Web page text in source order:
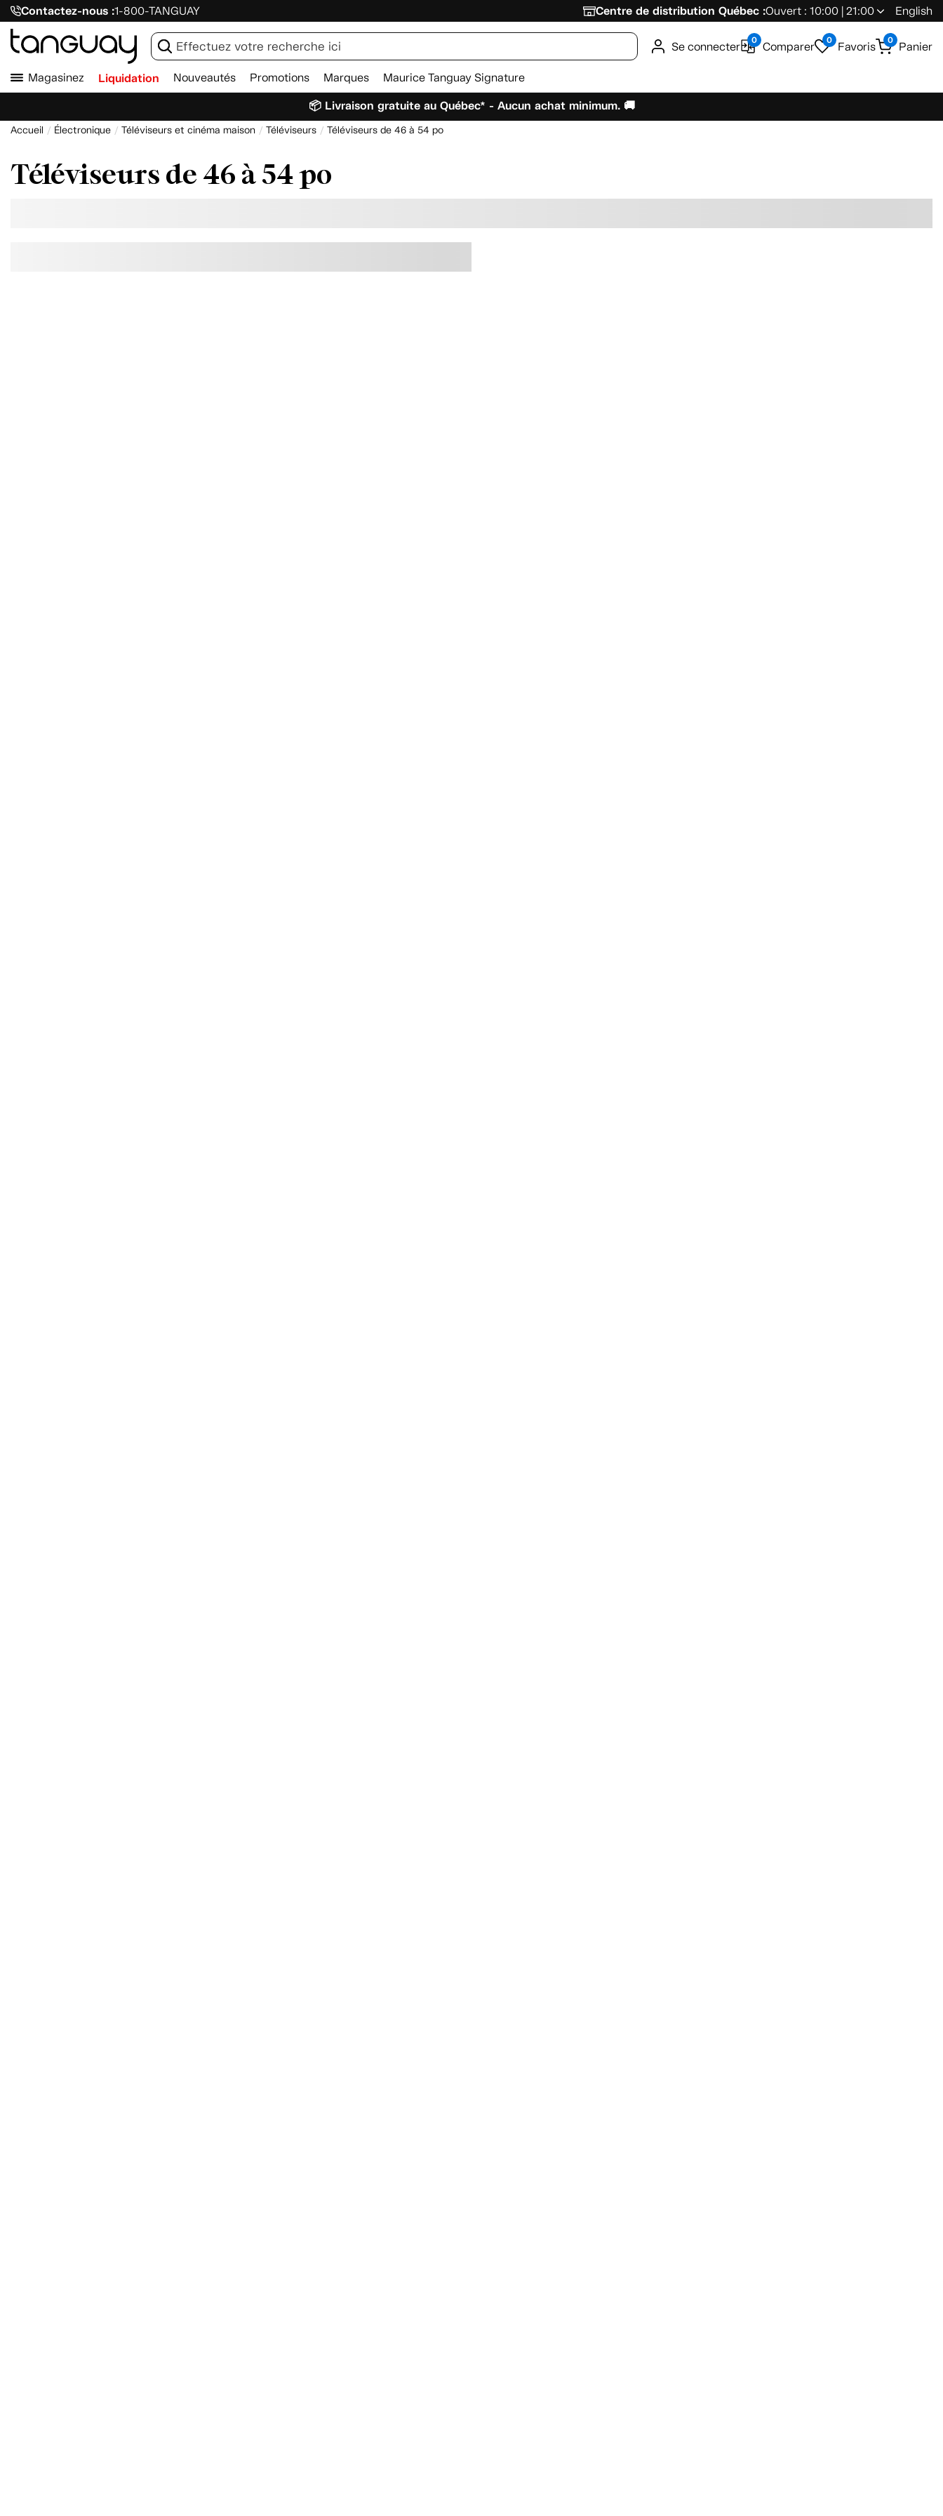
Contactez-nous :1-800-TANGUAY Centre de distribution Québec :Ouvert : 10:00 | 21:00 English
Se connecter 0 Comparer 0 Favoris 0 Panier
Magasinez Liquidation Nouveautés Promotions Marques Maurice Tanguay Signature
📦 Livraison gratuite au Québec* - Aucun achat minimum. 🚚
Accueil Électronique Téléviseurs et cinéma maison Téléviseurs Téléviseurs de 46 à 54 po
Téléviseurs de 46 à 54 po